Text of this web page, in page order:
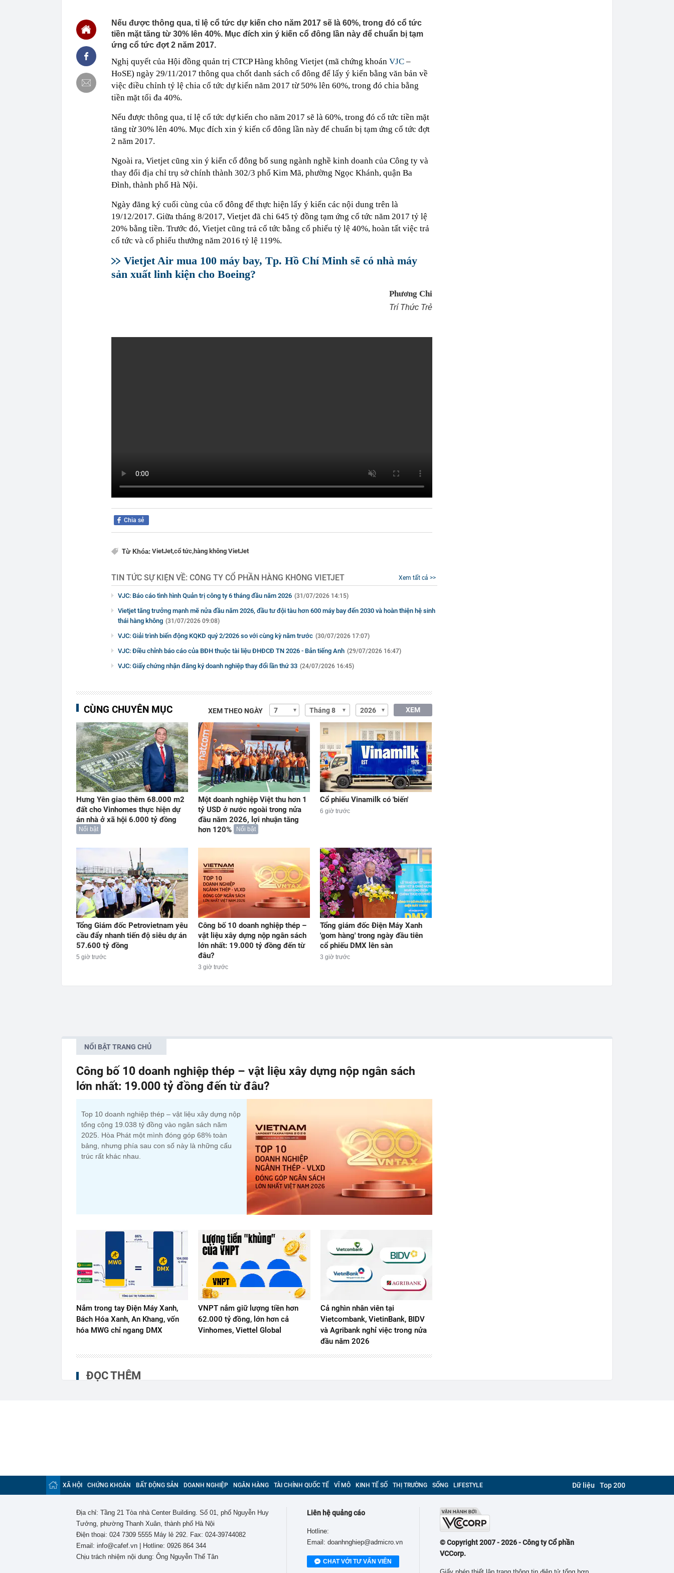
thị TP.HCM
11:28
ETC được vinh danh Top 3 Công ty công nghệ cung cấp sản phẩm,
dịch vụ và giải pháp chuyển đổi số uy tín năm 2026
516 tỷ đồng/năm, quy tụ đến 2.443 Thạc sĩ, Tiến sĩ, Phó Giáo sư, Giáo
sư
11:15
Vì sao nhiều gia đình đặt một tờ giấy A4 vào ngăn đông tủ lạnh? Lấy ra
Becamex... đồng loạt "tím lịm"
11:10
Công an đồng loạt kiểm tra 293 căn hộ tại một khu chung cư lúc rạng
sáng
11:05
Nghỉ hưu năm 2026, mức hưởng BHYT của người lao động được quy
định ra sao?
11:02
Hạ tầng AI nội địa và bài toán chủ quyền dữ liệu của doanh nghiệp Việt
Nếu được thông qua, tỉ lệ cổ tức dự kiến cho năm 2017 sẽ là 60%, trong đó cổ tức
tiền mặt tăng từ 30% lên 40%. Mục đích xin ý kiến cổ đông lần này để chuẩn bị tạm
ứng cổ tức đợt 2 năm 2017.
Nghị quyết của Hội đồng quản trị CTCP Hàng không Vietjet (mã chứng khoán VJC –
HoSE) ngày 29/11/2017 thông qua chốt danh sách cổ đông để lấy ý kiến bằng văn bản về
việc điều chỉnh tỷ lệ chia cổ tức dự kiến năm 2017 từ 50% lên 60%, trong đó chia bằng
tiền mặt tối đa 40%.
Nếu được thông qua, tỉ lệ cổ tức dự kiến cho năm 2017 sẽ là 60%, trong đó cổ tức tiền mặt
tăng từ 30% lên 40%. Mục đích xin ý kiến cổ đông lần này để chuẩn bị tạm ứng cổ tức đợt
2 năm 2017.
Ngoài ra, Vietjet cũng xin ý kiến cổ đông bổ sung ngành nghề kinh doanh của Công ty và
thay đổi địa chỉ trụ sở chính thành 302/3 phố Kim Mã, phường Ngọc Khánh, quận Ba
Đình, thành phố Hà Nội.
Ngày đăng ký cuối cùng của cổ đông để thực hiện lấy ý kiến các nội dung trên là
19/12/2017. Giữa tháng 8/2017, Vietjet đã chi 645 tỷ đồng tạm ứng cổ tức năm 2017 tỷ lệ
20% bằng tiền. Trước đó, Vietjet cũng trả cổ tức bằng cổ phiếu tỷ lệ 40%, hoàn tất việc trả
cổ tức và cổ phiếu thưởng năm 2016 tỷ lệ 119%.
Vietjet Air mua 100 máy bay, Tp. Hồ Chí Minh sẽ có nhà máy
sản xuất linh kiện cho Boeing?
Phương Chi
Trí Thức Trẻ
Chia sẻ
Từ Khóa: VietJet,cổ tức,hàng không VietJet
TIN TỨC SỰ KIỆN VỀ: CÔNG TY CỔ PHẦN HÀNG KHÔNG VIETJET Xem tất cả >>
VJC: Báo cáo tình hình Quản trị công ty 6 tháng đầu năm 2026 (31/07/2026 14:15)
Vietjet tăng trưởng mạnh mẽ nửa đầu năm 2026, đầu tư đội tàu hơn 600 máy bay đến 2030 và hoàn thiện hệ sinh
thái hàng không (31/07/2026 09:08)
VJC: Giải trình biến động KQKD quý 2/2026 so với cùng kỳ năm trước (30/07/2026 17:07)
VJC: Điều chỉnh báo cáo của BĐH thuộc tài liệu ĐHĐCĐ TN 2026 - Bản tiếng Anh (29/07/2026 16:47)
VJC: Giấy chứng nhận đăng ký doanh nghiệp thay đổi lần thứ 33 (24/07/2026 16:45)
CÙNG CHUYÊN MỤC XEM THEO NGÀY XEM
Hưng Yên giao thêm 68.000 m2
đất cho Vinhomes thực hiện dự
án nhà ở xã hội 6.000 tỷ đồng
Nổi bật
Một doanh nghiệp Việt thu hơn 1
tỷ USD ở nước ngoài trong nửa
đầu năm 2026, lợi nhuận tăng
hơn 120%
Nổi bật
Cổ phiếu Vinamilk có 'biến'
6 giờ trước
Tổng Giám đốc Petrovietnam yêu
cầu đẩy nhanh tiến độ siêu dự án
57.600 tỷ đồng
5 giờ trước
Công bố 10 doanh nghiệp thép –
vật liệu xây dựng nộp ngân sách
lớn nhất: 19.000 tỷ đồng đến từ
đâu?
3 giờ trước
Tổng giám đốc Điện Máy Xanh
'gom hàng' trong ngày đầu tiên
cổ phiếu DMX lên sàn
3 giờ trước
NỔI BẬT TRANG CHỦ
Công bố 10 doanh nghiệp thép – vật liệu xây dựng nộp ngân sách
lớn nhất: 19.000 tỷ đồng đến từ đâu?
Top 10 doanh nghiệp thép – vật liệu xây dựng nộp
tổng cộng 19.038 tỷ đồng vào ngân sách năm
2025. Hòa Phát một mình đóng góp 68% toàn
bảng, nhưng phía sau con số này là những cấu
trúc rất khác nhau.
Nắm trong tay Điện Máy Xanh,
Bách Hóa Xanh, An Khang, vốn
hóa MWG chỉ ngang DMX
VNPT nắm giữ lượng tiền hơn
62.000 tỷ đồng, lớn hơn cả
Vinhomes, Viettel Global
Cả nghìn nhân viên tại
Vietcombank, VietinBank, BIDV
và Agribank nghỉ việc trong nửa
đầu năm 2026
ĐỌC THÊM
XÃ HỘI CHỨNG KHOÁN BẤT ĐỘNG SẢN DOANH NGHIỆP NGÂN HÀNG TÀI CHÍNH QUỐC TẾ VĨ MÔ KINH TẾ SỐ THỊ TRƯỜNG SỐNG LIFESTYLE Dữ liệu Top 200
Địa chỉ: Tầng 21 Tòa nhà Center Building. Số 01, phố Nguyễn Huy
Tưởng, phường Thanh Xuân, thành phố Hà Nội
Điện thoại: 024 7309 5555 Máy lẻ 292. Fax: 024-39744082
Email: info@cafef.vn | Hotline: 0926 864 344
Chịu trách nhiệm nội dung: Ông Nguyễn Thế Tân
Liên hệ quảng cáo
Hotline:
Email: doanhnghiep@admicro.vn
CHAT VỚI TƯ VẤN VIÊN
© Copyright 2007 - 2026 - Công ty Cổ phần
VCCorp.
Giấy phép thiết lập trang thông tin điện tử tổng hợp